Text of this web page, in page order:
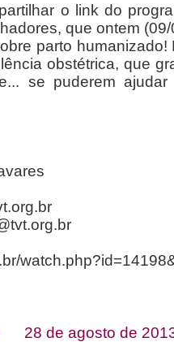
o link do
que ontem
parto
obstétrica, que
se puderem
28 de agosto de